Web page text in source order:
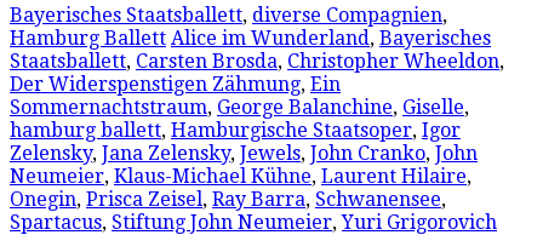
Bayerisches Staatsballett, diverse Compagnien,
Hamburg Ballett Alice im Wunderland, Bayerisches
Staatsballett, Carsten Brosda, Christopher Wheeldon,
Der Widerspenstigen Zähmung, Ein
Sommernachtstraum, George Balanchine, Giselle,
hamburg ballett, Hamburgische Staatsoper, Igor
Zelensky, Jana Zelensky, Jewels, John Cranko, John
Neumeier, Klaus-Michael Kühne, Laurent Hilaire,
Onegin, Prisca Zeisel, Ray Barra, Schwanensee,
Spartacus, Stiftung John Neumeier,Yuri Grigorovich